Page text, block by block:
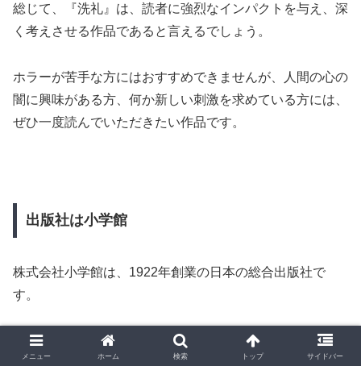
総じて、『洗礼』は、読者に強烈なインパクトを与え、深
く考えさせる作品であると言えるでしょう。
ホラーが苦手な方にはおすすめできませんが、人間の心の
闇に興味がある方、何か新しい刺激を求めている方には、
ぜひ一度読んでいただきたい作品です。
出版社は小学館
株式会社小学館は、1922年創業の日本の総合出版社で
す。
雑誌、書籍、コミックの出版を軸に、デジタル、映像、キ
メニュー ホーム 検索 トップ サイドバー